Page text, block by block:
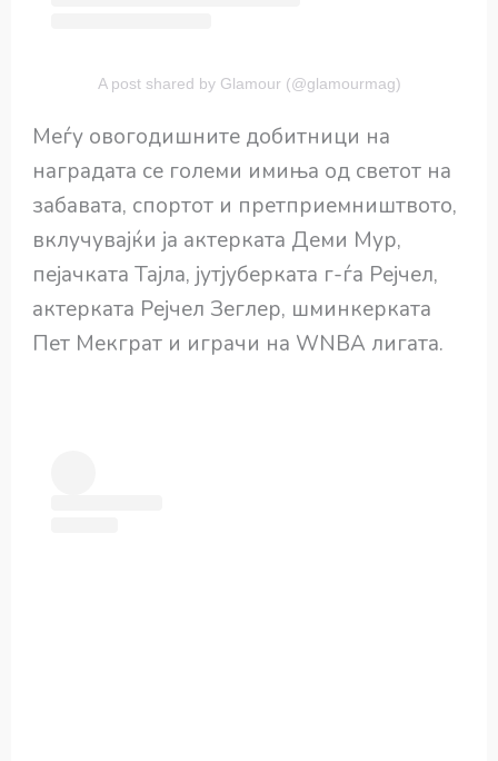
A post shared by Glamour (@glamourmag)
Меѓу овогодишните добитници на
наградата се големи имиња од светот на
забавата, спортот и претприемништвото,
вклучувајќи ја актерката Деми Мур,
пејачката Тајла, јутјуберката г-ѓа Рејчел,
актерката Рејчел Зеглер, шминкерката
Пет Мекграт и играчи на WNBA лигата.